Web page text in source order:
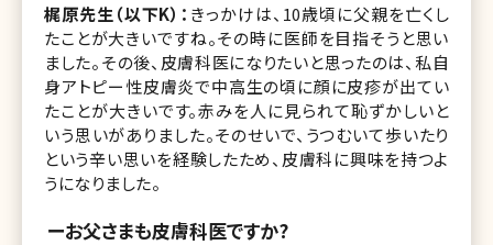
梶原先生（以下K）： きっかけは、10歳頃に父親を亡くし
たことが大きいですね。その時に医師を目指そうと思い
ました。その後、皮膚科医になりたいと思ったのは、私自
身アトピー性皮膚炎で中高生の頃に顔に皮疹が出てい
たことが大きいです。赤みを人に見られて恥ずかしいと
いう思いがありました。そのせいで、うつむいて歩いたり
という辛い思いを経験したため、皮膚科に興味を持つよ
うになりました。
ーお父さまも皮膚科医ですか?